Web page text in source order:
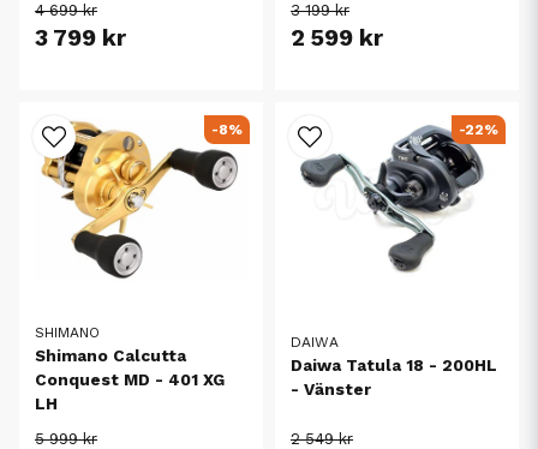
4 699 kr
3 799 kr
3 199 kr
2 599 kr
SHIMANO
Shimano Calcutta
Conquest MD - 401 XG
LH
5 999 kr
-8%
DAIWA
Daiwa Tatula 18 - 200HL
- Vänster
2 549 kr
-22%